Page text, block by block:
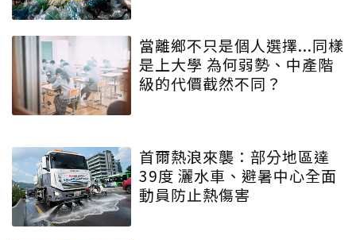
當離鄉不只是個人選擇...同樣
是上大學 為何弱勢、中產階
級的代價截然不同？
首爾熱浪來襲：部分地區達
39度 灑水車、避暑中心全面
動員防止熱傷害